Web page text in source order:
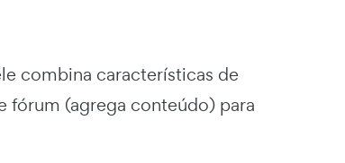
combina características de
fórum (agrega conteúdo) para